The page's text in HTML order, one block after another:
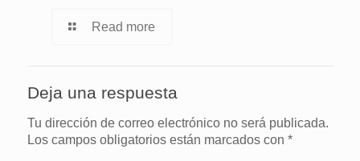
Read more
Deja una respuesta
Tu dirección de correo electrónico no será publicada.
Los campos obligatorios están marcados con *